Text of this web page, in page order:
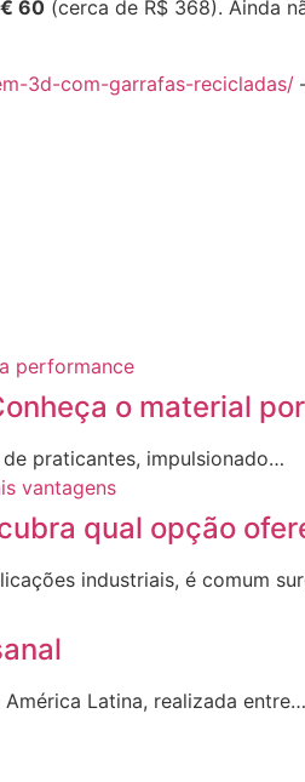
€ 60 (cerca de R$ 368). Ainda
3d-com-garrafas-recicladas/
o material
praticantes, impulsionado…
qual opção
industriais, é comum
Latina, realizada entre…